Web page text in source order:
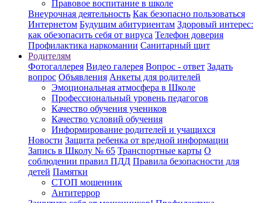
Правовое воспитание в школе
Внеурочная деятельность Как безопасно пользоваться
Интернетом Будущим абитуриентам Здоровый интерес:
как обезопасить себя от вируса Телефон доверия
Профилактика наркомании Санитарный щит
Родителям
Фотогаллерея Видео галерея Вопрос - ответ Задать
вопрос Объявления Анкеты для родителей
Эмоциональная атмосфера в Школе
Профессиональный уровень педагогов
Качество обучения учеников
Качество условий обучения
Информирование родителей и учащихся
Новости Защита ребенка от вредной информации
Запись в Школу № 65 Транспортные карты О
соблюдении правил ПДД Правила безопасности для
детей Памятки
СТОП мошенник
Антитеррор